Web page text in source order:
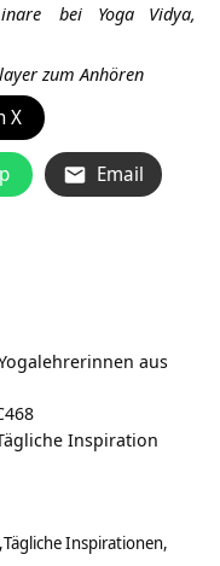
bei Yoga Vidya,
zum Anhören
X
Email
aus
Inspiration
Tägliche Inspirationen